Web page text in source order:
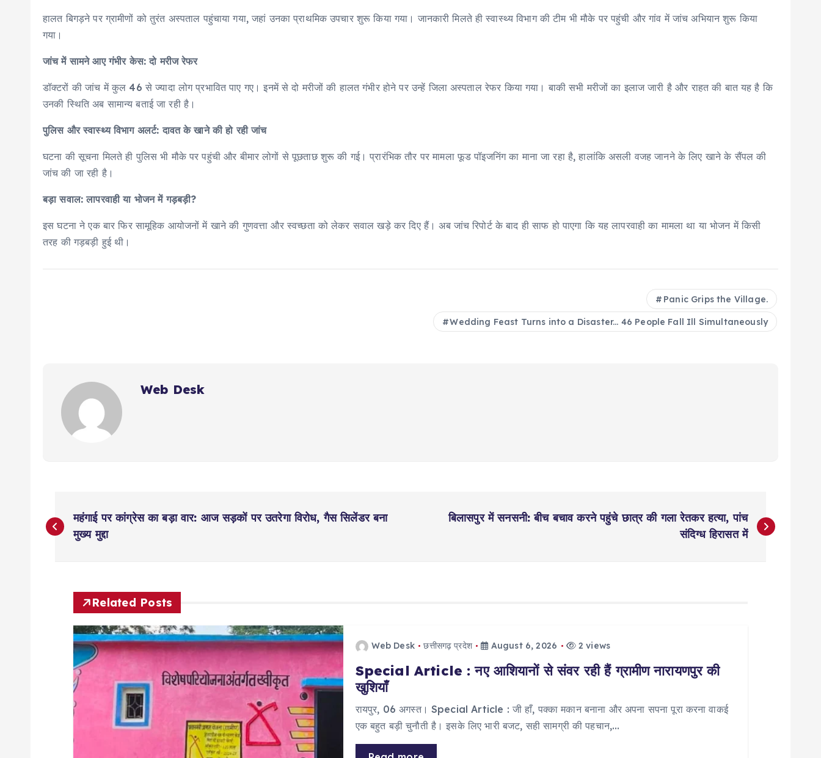
हालत बिगड़ने पर ग्रामीणों को तुरंत अस्पताल पहुंचाया गया, जहां उनका प्राथमिक उपचार शुरू किया गया। जानकारी मिलते ही स्वास्थ्य विभाग की टीम भी मौके पर पहुंची और गांव में जांच अभियान शुरू किया
गया।
जांच में सामने आए गंभीर केस: दो मरीज रेफर
डॉक्टरों की जांच में कुल 46 से ज्यादा लोग प्रभावित पाए गए। इनमें से दो मरीजों की हालत गंभीर होने पर उन्हें जिला अस्पताल रेफर किया गया। बाकी सभी मरीजों का इलाज जारी है और राहत की बात यह है कि
उनकी स्थिति अब सामान्य बताई जा रही है।
पुलिस और स्वास्थ्य विभाग अलर्ट: दावत के खाने की हो रही जांच
घटना की सूचना मिलते ही पुलिस भी मौके पर पहुंची और बीमार लोगों से पूछताछ शुरू की गई। प्रारंभिक तौर पर मामला फूड पॉइजनिंग का माना जा रहा है, हालांकि असली वजह जानने के लिए खाने के सैंपल की
जांच की जा रही है।
बड़ा सवाल: लापरवाही या भोजन में गड़बड़ी?
इस घटना ने एक बार फिर सामूहिक आयोजनों में खाने की गुणवत्ता और स्वच्छता को लेकर सवाल खड़े कर दिए हैं। अब जांच रिपोर्ट के बाद ही साफ हो पाएगा कि यह लापरवाही का मामला था या भोजन में किसी
तरह की गड़बड़ी हुई थी।
Panic Grips the Village.
Wedding Feast Turns into a Disaster... 46 People Fall Ill Simultaneously
Web Desk
P
o
महंगाई पर कांग्रेस का बड़ा वार: आज सड़कों पर उतरेगा विरोध, गैस सिलेंडर बना
मुख्य मुद्दा
बिलासपुर में सनसनी: बीच बचाव करने पहुंचे छात्र की गला रेतकर हत्या, पांच
संदिग्ध हिरासत में
Related Posts
Web Desk छत्तीसगढ़ प्रदेश August 6, 2026 2 views
Special Article : नए आशियानों से संवर रही हैं ग्रामीण नारायणपुर की
खुशियाँ
​रायपुर, 06 अगस्त। Special Article : जी हाँ, पक्का मकान बनाना और अपना सपना पूरा करना वाकई
एक बहुत बड़ी चुनौती है। इसके लिए भारी बजट, सही सामग्री की पहचान,…